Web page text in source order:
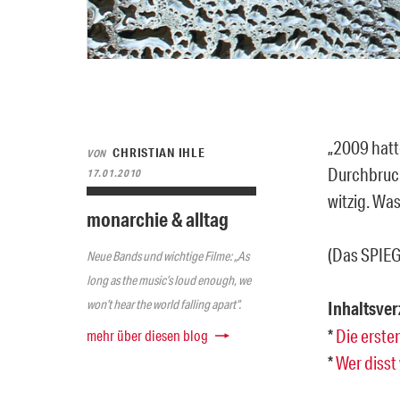
VON CHRISTIAN IHLE
17.01.2010
monarchie & alltag
Neue Bands und wichtige Filme: „As
long as the music’s loud enough, we
won’t hear the world falling apart“.
mehr über diesen blog
„2009
witzig.
(Das
*Die
*Wer disst